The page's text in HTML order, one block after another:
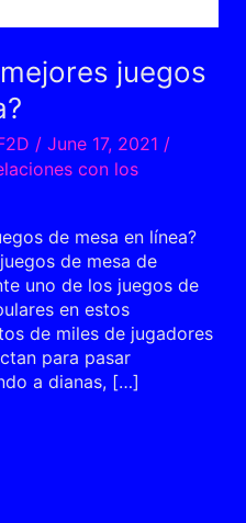
juegos
/ June 17, 2021 /
con los
de mesa en línea?
de mesa de
uno de los juegos de
en estos
de miles de jugadores
para pasar
a dianas, […]